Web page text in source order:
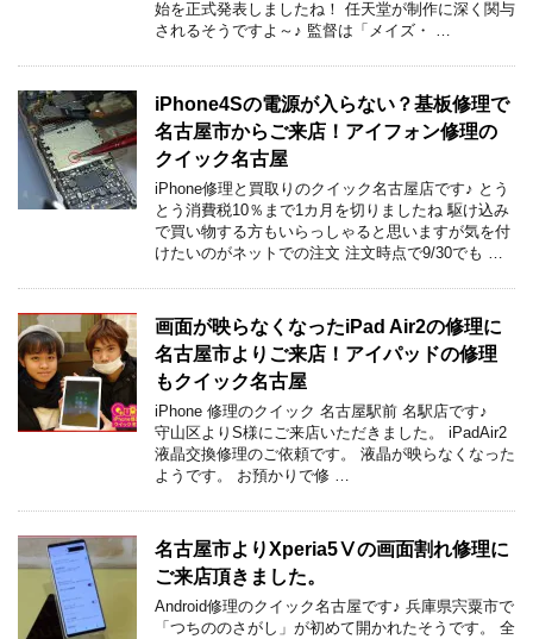
始を正式発表しましたね！ 任天堂が制作に深く関与
されるそうですよ～♪ 監督は「メイズ・ …
iPhone4Sの電源が入らない？基板修理で
名古屋市からご来店！アイフォン修理の
クイック名古屋
iPhone修理と買取りのクイック名古屋店です♪ とう
とう消費税10％まで1カ月を切りましたね 駆け込み
で買い物する方もいらっしゃると思いますが気を付
けたいのがネットでの注文 注文時点で9/30でも …
画面が映らなくなったiPad Air2の修理に
名古屋市よりご来店！アイパッドの修理
もクイック名古屋
iPhone 修理のクイック 名古屋駅前 名駅店です♪
守山区よりS様にご来店いただきました。 iPadAir2
液晶交換修理のご依頼です。 液晶が映らなくなった
ようです。 お預かりで修 …
名古屋市よりXperia5Ⅴの画面割れ修理に
ご来店頂きました。
Android修理のクイック名古屋です♪ 兵庫県宍粟市で
「つちののさがし」が初めて開かれたそうです。 全